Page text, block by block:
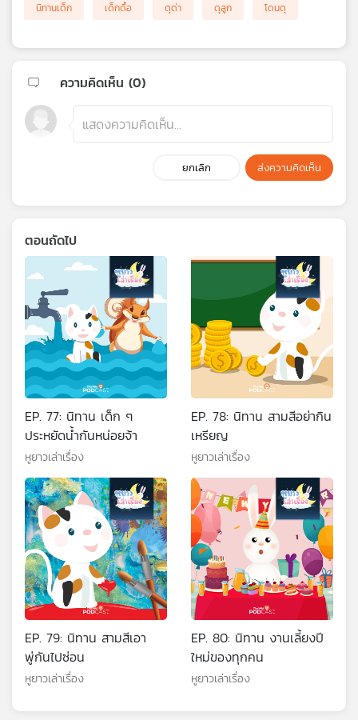
นิทานเด็ก
เด็กดื้อ ดุด่า ดุลูก โดนดุ
ความคิดเห็น (0)
ยกเลิก ส่งความคิดเห็น
ตอนถัดไป
EP. 77: นิทาน เด็ก ๆ
ประหยัดน้ำกันหน่อยจ้า
หูยาวเล่าเรื่อง
EP. 78: นิทาน สามสีอย่ากิน
เหรียญ
หูยาวเล่าเรื่อง
EP. 79: นิทาน สามสีเอา
พู่กันไปซ่อน
หูยาวเล่าเรื่อง
EP. 80: นิทาน งานเลี้ยงปี
ใหม่ของทุกคน
หูยาวเล่าเรื่อง